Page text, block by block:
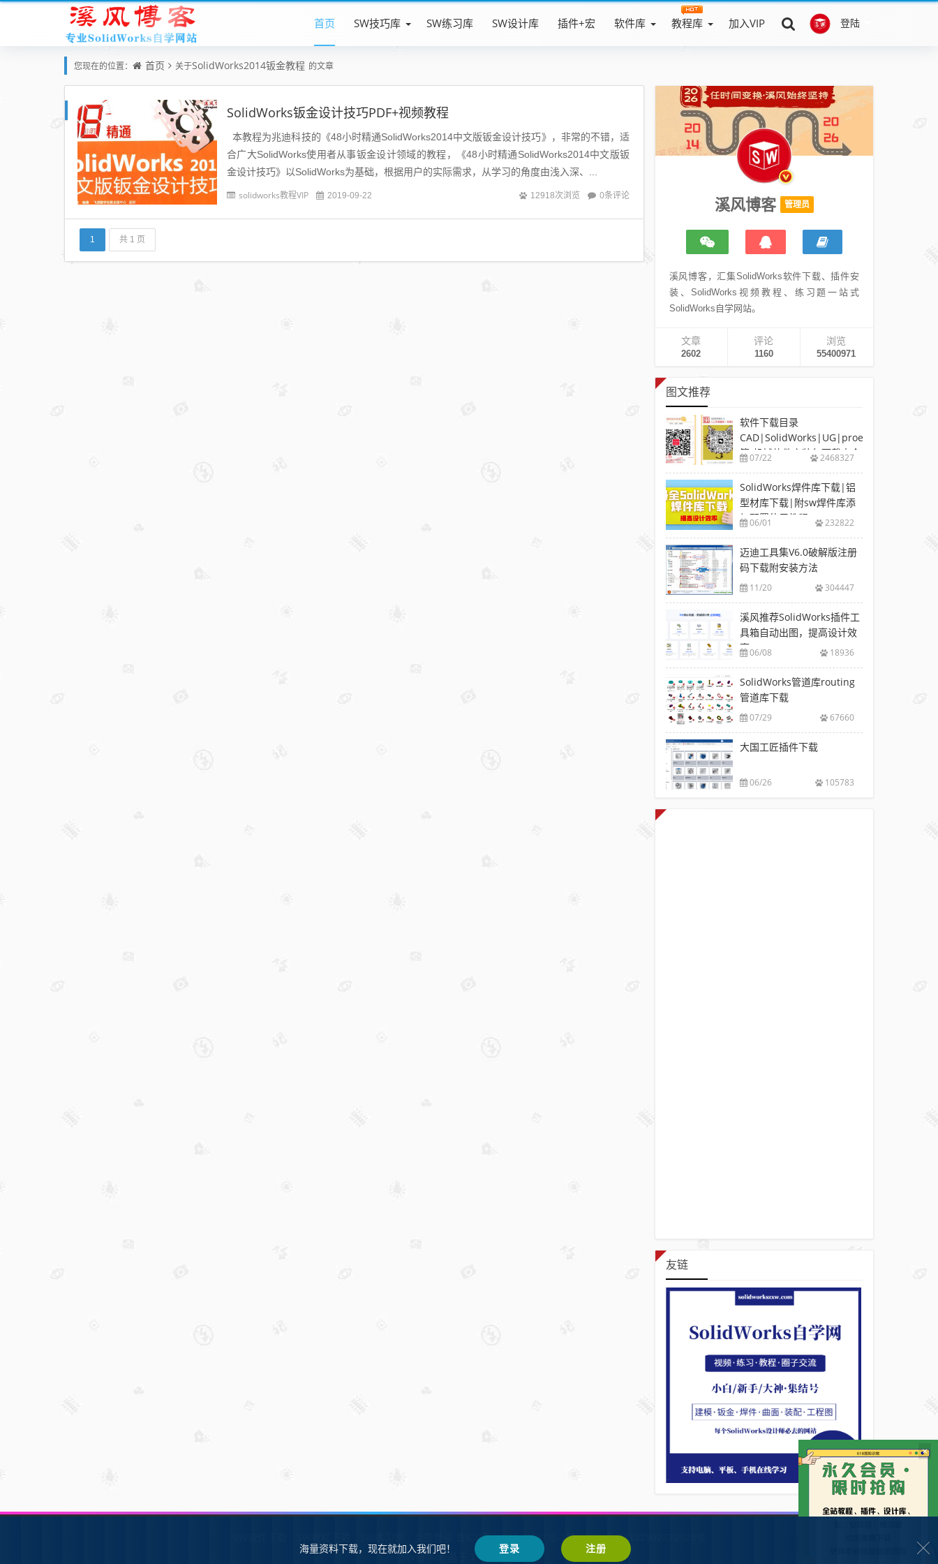
登陆
首页 SW技巧库 SW练习库 SW设计库 插件+宏 软件库 教程库 加入VIP
您现在的位置： 首页 关于SolidWorks2014钣金教程 的文章
SolidWorks钣金设计技巧PDF+视频教程
本教程为兆迪科技的《48小时精通SolidWorks2014中文版钣金设计技巧》，非常的不错，适
合广大SolidWorks使用者从事钣金设计领域的教程，《48小时精通SolidWorks2014中文版钣
金设计技巧》以SolidWorks为基础，根据用户的实际需求，从学习的角度由浅入深、...
solidworks教程VIP 2019-09-22 12918次浏览 0条评论
1 共 1 页
溪风博客 管理员
溪风博客，汇集SolidWorks软件下载、插件安
装、SolidWorks视频教程、练习题一站式
SolidWorks自学网站。
文章
2602
评论
1160
浏览
55400971
图文推荐
软件下载目录
CAD|SolidWorks|UG|proe
等-机械软件安装包下载大全
07/22 2468327
SolidWorks焊件库下载|铝
型材库下载|附sw焊件库添
加配置使用教程
06/01 232822
迈迪工具集V6.0破解版注册
码下载附安装方法
11/20 304447
溪风推荐SolidWorks插件工
具箱自动出图，提高设计效
率06/08 18936
SolidWorks管道库routing
管道库下载
07/29 67660
大国工匠插件下载
06/26 105783
友链
鲁ICP备2021002287号-1鲁公网安备 37132902372928号
SW自学网 Z-BlogPHP 搭建
×
海量资料下载，现在就加入我们吧！ 登录 注册